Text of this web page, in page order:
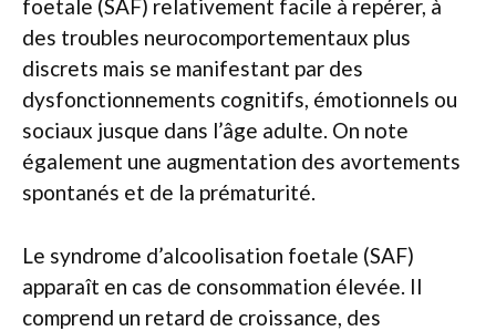
foetale (SAF) relativement facile à repérer, à
des troubles neurocomportementaux plus
discrets mais se manifestant par des
dysfonctionnements cognitifs, émotionnels ou
sociaux jusque dans l’âge adulte. On note
également une augmentation des avortements
spontanés et de la prématurité.
Le syndrome d’alcoolisation foetale (SAF)
apparaît en cas de consommation élevée. Il
comprend un retard de croissance, des